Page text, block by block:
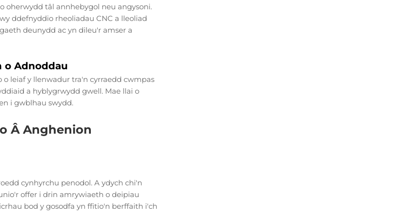
oherwydd tâl annhebygol neu angysoni.
ddefnyddio rheoliadau CNC a lleoliad
deunydd ac yn dileu'r amser a
o Adnoddau
leiaf y llenwadur tra'n cyrraedd cwmpas
a hyblygrwydd gwell. Mae llai o
i gwblhau swydd.
Â Anghenion
cynhyrchu penodol. A ydych chi'n
offer i drin amrywiaeth o deipiau
bod y gosodfa yn ffitio'n berffaith i'ch